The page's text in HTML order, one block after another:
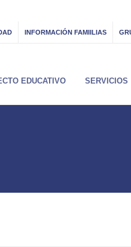
INFORMACIÓN FAMIILIAS
EDUCATIVO SERVICIOS